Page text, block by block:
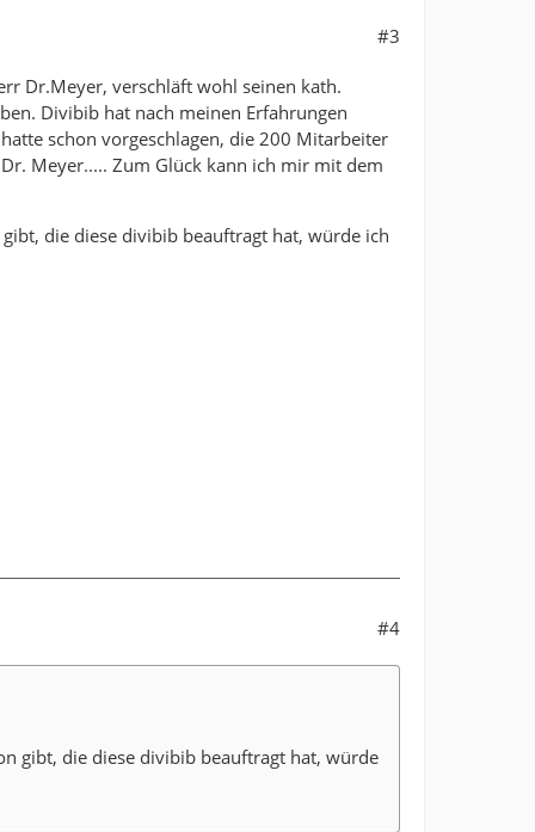
#3
Dr.Meyer, verschläft wohl seinen kath.
Divibib hat nach meinen Erfahrungen
schon vorgeschlagen, die 200 Mitarbeiter
Meyer..... Zum Glück kann ich mir mit dem
die diese divibib beauftragt hat, würde ich
#4
gibt, die diese divibib beauftragt hat, würde